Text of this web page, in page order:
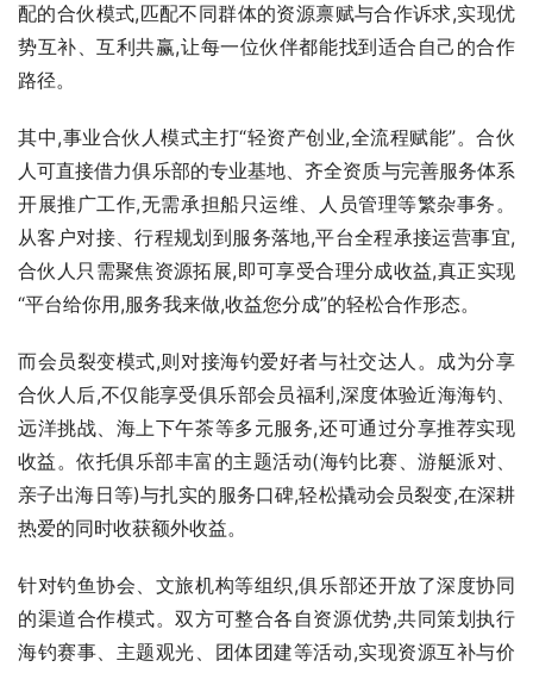
配的合伙模式,匹配不同群体的资源禀赋与合作诉求,实现优
势互补、互利共赢,让每一位伙伴都能找到适合自己的合作
路径。
其中,事业合伙人模式主打“轻资产创业,全流程赋能”。合伙
人可直接借力俱乐部的专业基地、齐全资质与完善服务体系
开展推广工作,无需承担船只运维、人员管理等繁杂事务。
从客户对接、行程规划到服务落地,平台全程承接运营事宜,
合伙人只需聚焦资源拓展,即可享受合理分成收益,真正实现
“平台给你用,服务我来做,收益您分成”的轻松合作形态。
而会员裂变模式,则对接海钓爱好者与社交达人。成为分享
合伙人后,不仅能享受俱乐部会员福利,深度体验近海海钓、
远洋挑战、海上下午茶等多元服务,还可通过分享推荐实现
收益。依托俱乐部丰富的主题活动(海钓比赛、游艇派对、
亲子出海日等)与扎实的服务口碑,轻松撬动会员裂变,在深耕
热爱的同时收获额外收益。
针对钓鱼协会、文旅机构等组织,俱乐部还开放了深度协同
的渠道合作模式。双方可整合各自资源优势,共同策划执行
海钓赛事、主题观光、团体团建等活动,实现资源互补与价